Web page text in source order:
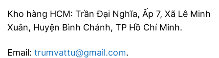
Kho hàng HCM: Trần Đại Nghĩa, Ấp 7, Xã Lê Minh
Xuân, Huyện Bình Chánh, TP Hồ Chí Minh.
Email: trumvattu@gmail.com.